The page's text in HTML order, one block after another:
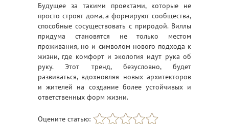
Будущее за такими проектами, которые не
просто строят дома, а формируют сообщества,
способные сосуществовать с природой. Виллы
придума становятся не только местом
проживания, но и символом нового подхода к
жизни, где комфорт и экология идут рука об
руку. Этот тренд, безусловно, будет
развиваться, вдохновляя новых архитекторов
и жителей на создание более устойчивых и
ответственных форм жизни.
Оцените статью: